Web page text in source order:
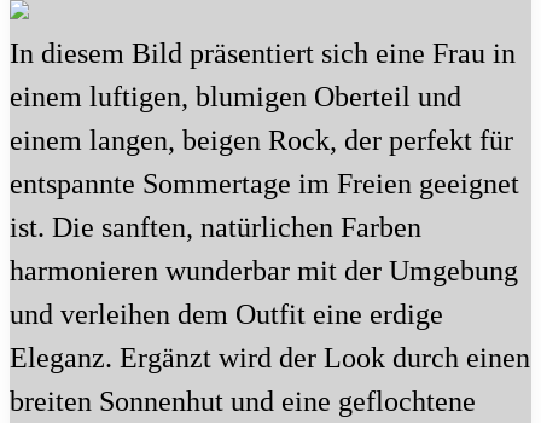
In diesem Bild präsentiert sich eine Frau in
einem luftigen, blumigen Oberteil und
einem langen, beigen Rock, der perfekt für
entspannte Sommertage im Freien geeignet
ist. Die sanften, natürlichen Farben
harmonieren wunderbar mit der Umgebung
und verleihen dem Outfit eine erdige
Eleganz. Ergänzt wird der Look durch einen
breiten Sonnenhut und eine geflochtene